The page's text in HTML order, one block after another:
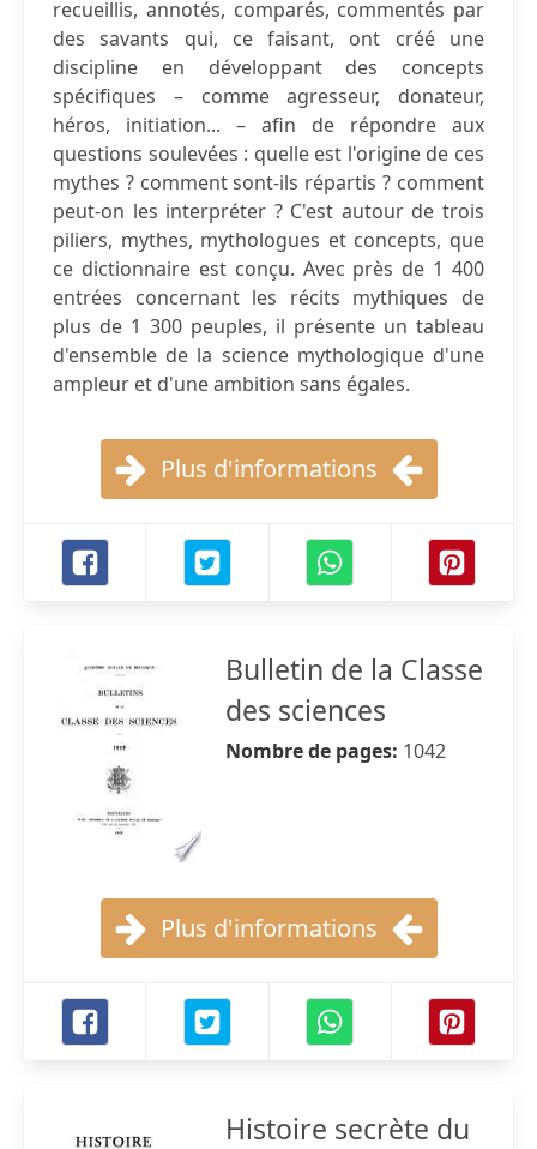
recueillis, annotés, comparés, commentés par
des savants qui, ce faisant, ont créé une
discipline en développant des concepts
spécifiques – comme agresseur, donateur,
héros, initiation... – afin de répondre aux
questions soulevées : quelle est l'origine de ces
mythes ? comment sont-ils répartis ? comment
peut-on les interpréter ? C'est autour de trois
piliers, mythes, mythologues et concepts, que
ce dictionnaire est conçu. Avec près de 1 400
entrées concernant les récits mythiques de
plus de 1 300 peuples, il présente un tableau
d'ensemble de la science mythologique d'une
ampleur et d'une ambition sans égales.
Plus d'informations
Bulletin de la Classe
des sciences
Nombre de pages: 1042
Plus d'informations
Histoire secrète du